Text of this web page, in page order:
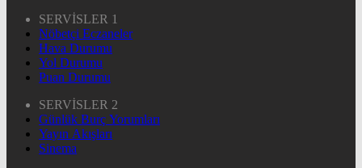
SERVİSLER 1
Nöbetçi Eczaneler
Hava Durumu
Yol Durumu
Puan Durumu
SERVİSLER 2
Günlük Burç Yorumları
Yayın Akışları
Sinema